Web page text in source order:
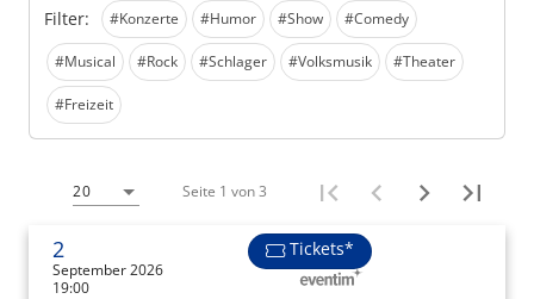
Filter: #Konzerte #Humor #Show #Comedy
#Musical #Rock #Schlager #Volksmusik #Theater
#Freizeit
20 Seite 1 von 3
2
September 2026
19:00
Tickets*